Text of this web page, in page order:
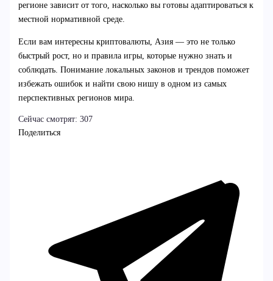
регионе зависит от того, насколько вы готовы адаптироваться к
местной нормативной среде.
Если вам интересны криптовалюты, Азия — это не только
быстрый рост, но и правила игры, которые нужно знать и
соблюдать. Понимание локальных законов и трендов поможет
избежать ошибок и найти свою нишу в одном из самых
перспективных регионов мира.
Сейчас смотрят: 307
Поделиться